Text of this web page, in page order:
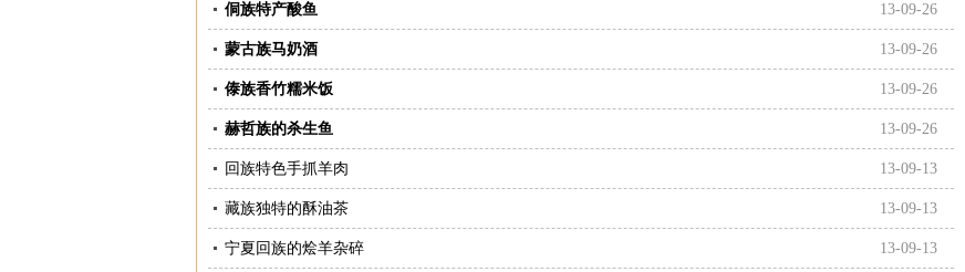
13-09-26
侗族特产酸鱼
13-09-26
蒙古族马奶酒
13-09-26
傣族香竹糯米饭
13-09-26
赫哲族的杀生鱼
13-09-13
回族特色手抓羊肉
13-09-13
藏族独特的酥油茶
13-09-13
宁夏回族的烩羊杂碎